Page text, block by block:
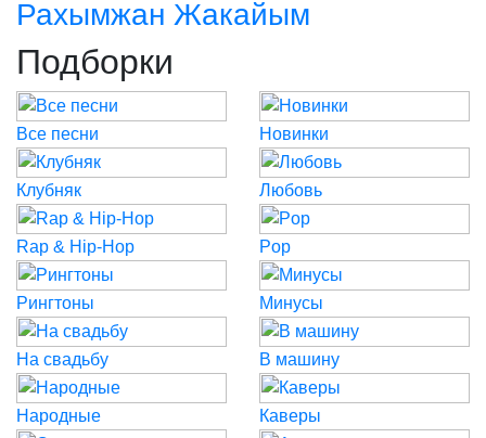
Рахымжан Жакайым
Подборки
Все песни Новинки
Клубняк Любовь
Rap & Hip-Hop Pop
Рингтоны Минусы
На свадьбу В машину
Народные Каверы